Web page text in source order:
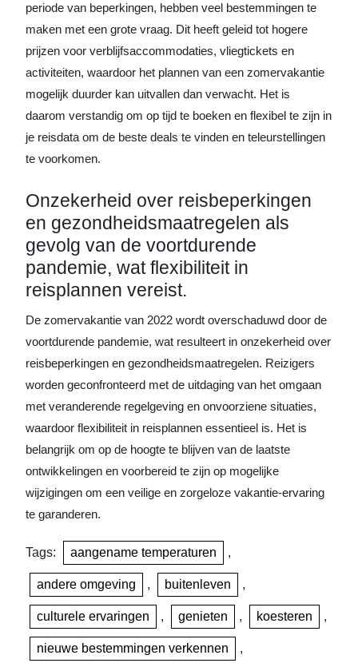
periode van beperkingen, hebben veel bestemmingen te
maken met een grote vraag. Dit heeft geleid tot hogere
prijzen voor verblijfsaccommodaties, vliegtickets en
activiteiten, waardoor het plannen van een zomervakantie
mogelijk duurder kan uitvallen dan verwacht. Het is
daarom verstandig om op tijd te boeken en flexibel te zijn in
je reisdata om de beste deals te vinden en teleurstellingen
te voorkomen.
Onzekerheid over reisbeperkingen
en gezondheidsmaatregelen als
gevolg van de voortdurende
pandemie, wat flexibiliteit in
reisplannen vereist.
De zomervakantie van 2022 wordt overschaduwd door de
voortdurende pandemie, wat resulteert in onzekerheid over
reisbeperkingen en gezondheidsmaatregelen. Reizigers
worden geconfronteerd met de uitdaging van het omgaan
met veranderende regelgeving en onvoorziene situaties,
waardoor flexibiliteit in reisplannen essentieel is. Het is
belangrijk om op de hoogte te blijven van de laatste
ontwikkelingen en voorbereid te zijn op mogelijke
wijzigingen om een veilige en zorgeloze vakantie-ervaring
te garanderen.
Tags: aangename temperaturen ,
andere omgeving , buitenleven ,
culturele ervaringen , genieten , koesteren ,
nieuwe bestemmingen verkennen ,